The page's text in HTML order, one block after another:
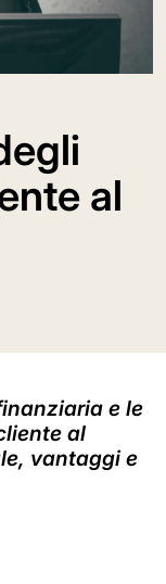
al
e le
al
vantaggi e